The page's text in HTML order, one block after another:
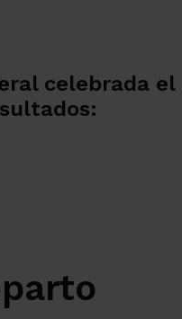
celebrada